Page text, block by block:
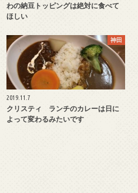
わの納豆トッピングは絶対に食べて
ほしい
神田
2019.11.7
クリスティ ランチのカレーは日に
よって変わるみたいです